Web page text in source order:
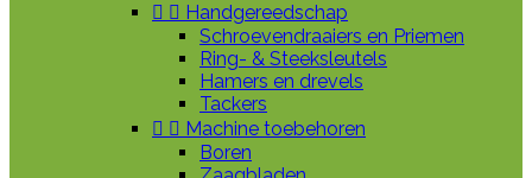
  Handgereedschap
Schroevendraaiers en Priemen
Ring- & Steeksleutels
Hamers en drevels
Tackers
  Machine toebehoren
Boren